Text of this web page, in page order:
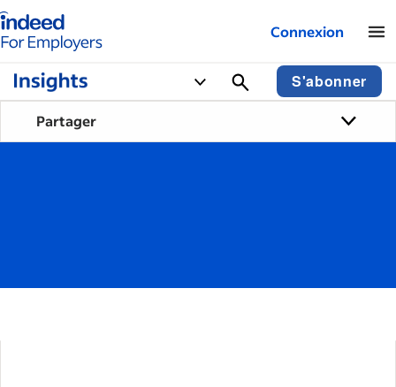
Indeed - Entreprises
Connexion
S'abonner
Partager